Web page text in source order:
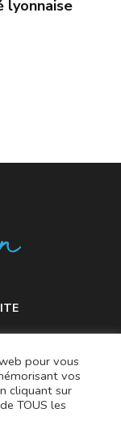
lyonnaise
pour vous
vos
cliquant sur
TOUS les